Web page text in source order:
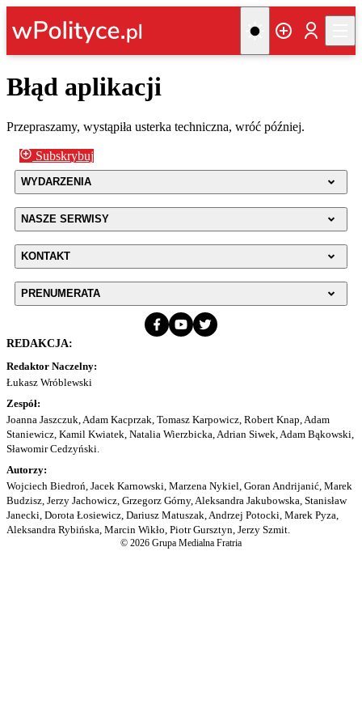
Błąd aplikacji
Przepraszamy, wystąpiła usterka techniczna, wróć później.
Subskrybuj
WYDARZENIA
NASZE SERWISY
KONTAKT
PRENUMERATA
REDAKCJA:
Redaktor Naczelny:
Łukasz Wróblewski
Zespół:
Joanna Jaszczuk, Adam Kacprzak, Tomasz Karpowicz, Robert Knap, Adam
Staniewicz, Kamil Kwiatek, Natalia Wierzbicka, Adrian Siwek, Adam Bąkowski,
Sławomir Cedzyński.
Autorzy:
Wojciech Biedroń, Jacek Karnowski, Marzena Nykiel, Goran Andrijanić, Marek
Budzisz, Jerzy Jachowicz, Grzegorz Górny, Aleksandra Jakubowska, Stanisław
Janecki, Dorota Łosiewicz, Dariusz Matuszak, Andrzej Potocki, Marek Pyza,
Aleksandra Rybińska, Marcin Wikło, Piotr Gursztyn, Jerzy Szmit.
© 2026 Grupa Medialna Fratria